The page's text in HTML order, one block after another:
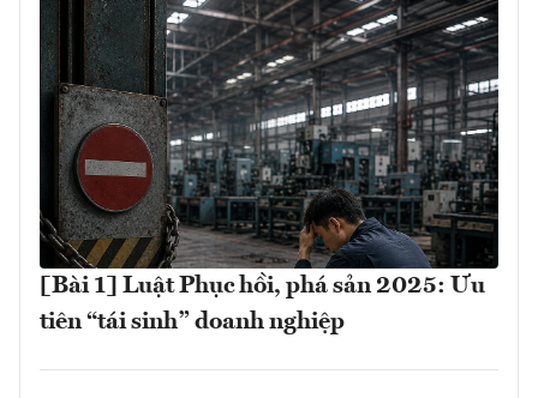
[Bài 1] Luật Phục hồi, phá sản 2025: Ưu
tiên “tái sinh” doanh nghiệp